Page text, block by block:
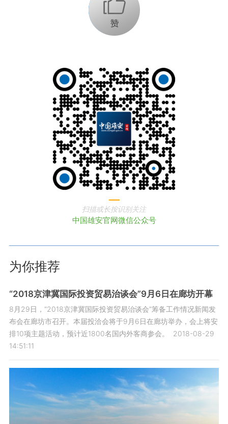
+1
扫描或长按识别关注
中国雄安官网微信公众号
为你推荐
“2018京津冀国际投资贸易治谈会”9月6日在廊坊开幕
8月29日，“2018京津冀国际投资贸易治谈会”筹备工作情况新闻发
布会在廊坊市召开。本届投洽会将于9月6日在廊坊举办，会上将安
排10项主题活动，预计近1800名国内外客商参会。
2018-08-29
14:51:11